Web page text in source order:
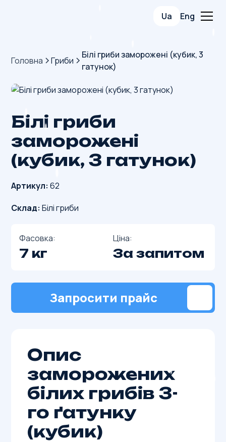
Ua Eng
Головна Гриби
Білі гриби заморожені (кубик, 3
гатунок)
Білі гриби
заморожені
(кубик, 3 гатунок)
Артикул:62
Склад:Білі гриби
Фасовка:
7 кг
Ціна:
За запитом
Запросити прайс
Опис
заморожених
білих грибів 3-
го ґатунку
(кубик)